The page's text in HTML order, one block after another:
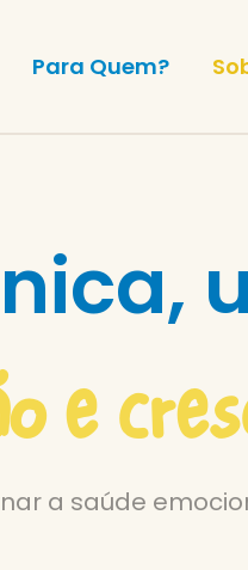
Para Quem?
e
a saúde